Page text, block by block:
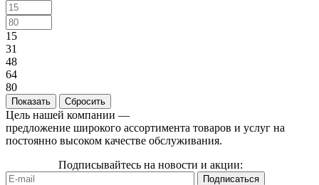
15
31
48
64
80
Сбросить
Цель нашей компании —
предложение широкого ассортимента товаров и услуг на
постоянно высоком качестве обслуживания.
Подписывайтесь на новости и акции: